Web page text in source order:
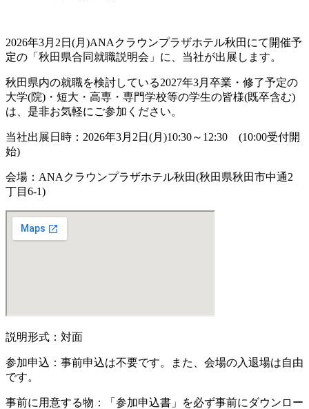
2026年3月2日(月)ANAクラウンプラザホテル秋田にて開催予
定の「秋田県合同就職説明会」に、当社が出展します。
秋田県内の就職を検討している2027年3月卒業・修了予定の
大学(院)・短大・高専・専門学校等の学生の皆様(既卒含む)
は、是非お気軽にご参加ください。
当社出展日時：2026年3月2日(月)10:30～12:30 (10:00受付開
始)
会場：ANAクラウンプラザホテル秋田(秋田県秋田市中通2
丁目6-1)
説明形式：対面
参加申込：事前申込は不要です。また、会場の入退場は自由
です。
事前に用意する物：「参加申込書」を必ず事前にダウンロー